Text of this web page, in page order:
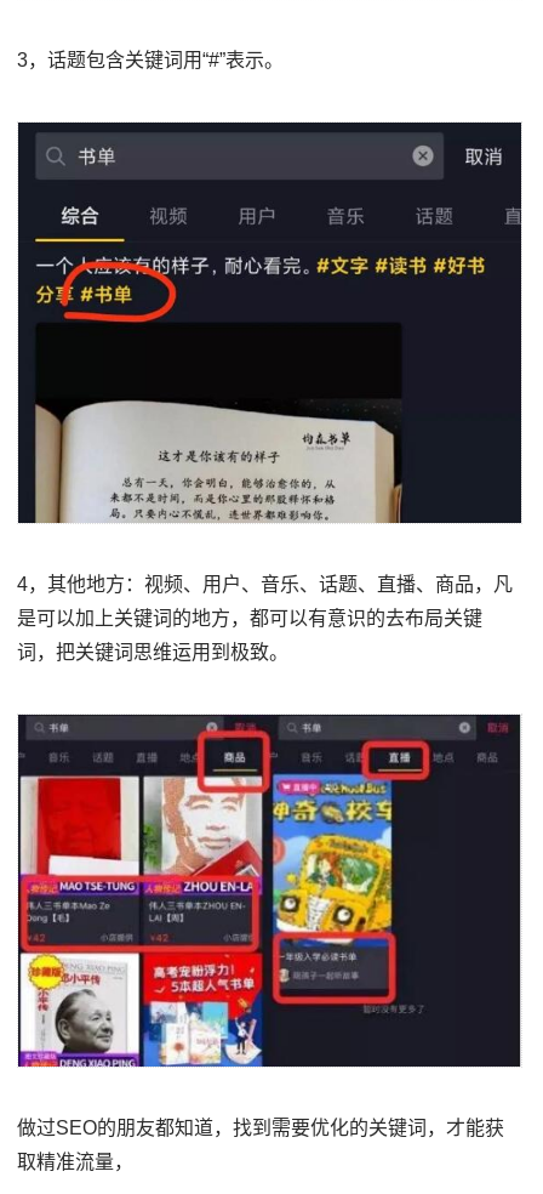
3，话题包含关键词用“#”表示。
4，其他地方：视频、用户、音乐、话题、直播、商品，凡
是可以加上关键词的地方，都可以有意识的去布局关键
词，把关键词思维运用到极致。
做过SEO的朋友都知道，找到需要优化的关键词，才能获
取精准流量，